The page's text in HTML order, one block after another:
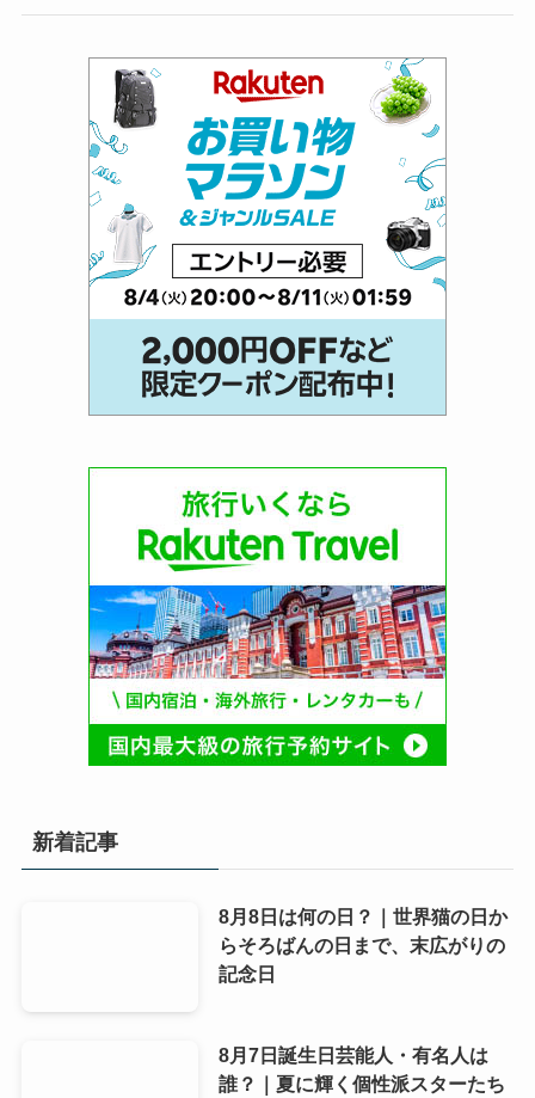
新着記事
8月8日は何の日？｜世界猫の日か
らそろばんの日まで、末広がりの
記念日
8月7日誕生日芸能人・有名人は
誰？｜夏に輝く個性派スターたち